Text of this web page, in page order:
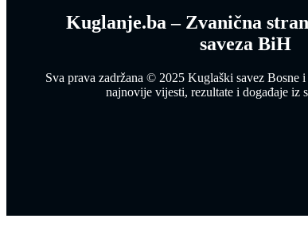
Kuglanje.ba – Zvanična
saveza BiH
Sva prava zadržana © 2025 Kuglaški savez Bosne
najnovije vijesti, rezultate i događaje iz